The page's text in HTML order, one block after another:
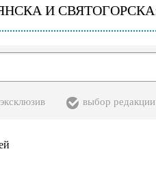
И
эксклюзив выбор редакции